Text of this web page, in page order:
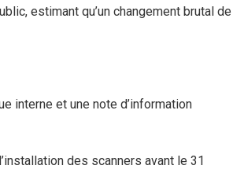
estimant qu’un changement brutal de
interne et une note d’information
des scanners avant le 31